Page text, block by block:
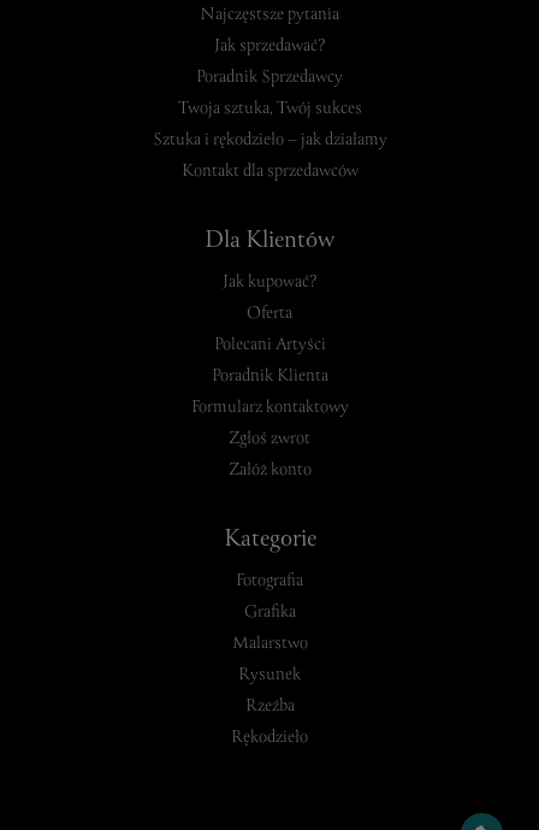
Najczęstsze pytania
Jak sprzedawać?
Poradnik Sprzedawcy
Twoja sztuka, Twój sukces
Sztuka i rękodzieło – jak działamy
Kontakt dla sprzedawców
Dla Klientów
Jak kupować?
Oferta
Polecani Artyści
Poradnik Klienta
Formularz kontaktowy
Zgłoś zwrot
Załóż konto
Kategorie
Fotografia
Grafika
Malarstwo
Rysunek
Rzeźba
Rękodzieło